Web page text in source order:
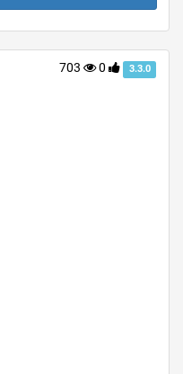
703 0 3.3.0